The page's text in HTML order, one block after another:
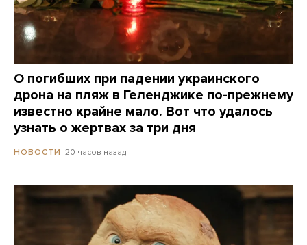
О погибших при падении украинского
дрона на пляж в Геленджике по-прежнему
известно крайне мало. Вот что удалось
узнать о жертвах за три дня
НОВОСТИ 20 часов назад